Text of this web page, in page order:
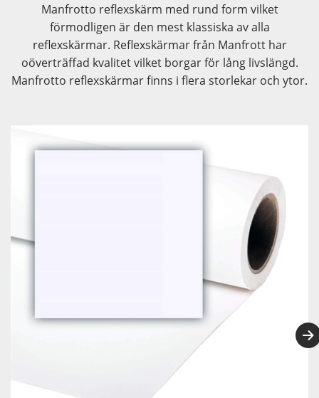
Manfrotto reflexskärm med rund form vilket
förmodligen är den mest klassiska av alla
reflexskärmar. Reflexskärmar från Manfrott har
oöverträffad kvalitet vilket borgar för lång livslängd.
Manfrotto reflexskärmar finns i flera storlekar och ytor.